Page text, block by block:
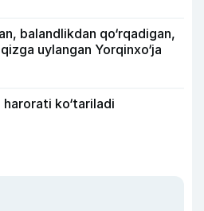
balandlikdan qo‘rqadigan,
uylangan Yorqinxo‘ja
harorati ko‘tariladi